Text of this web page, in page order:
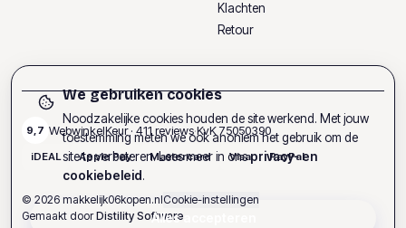
Klachten
Retour
9,7 WebwinkelKeur · 411reviews·KvK75050390
iDEAL Apple Pay Mastercard Visa PayPal
© 2026 makkelijk06kopen.nlCookie-instellingen
Gemaakt door Distility Software
We gebruiken cookies
Noodzakelijke cookies houden de site werkend. Met jouw
toestemming meten we ook anoniem het gebruik om de
site te verbeteren. Lees meer in onsprivacy- en
cookiebeleid.
Alles accepteren